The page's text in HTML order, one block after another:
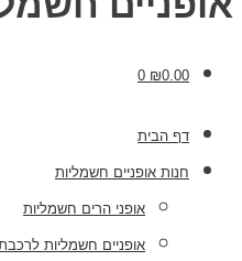
₪0.00
0
דף הבית
חנות אופניים חשמליות
אופני הרים חשמליות
אופניים חשמליות